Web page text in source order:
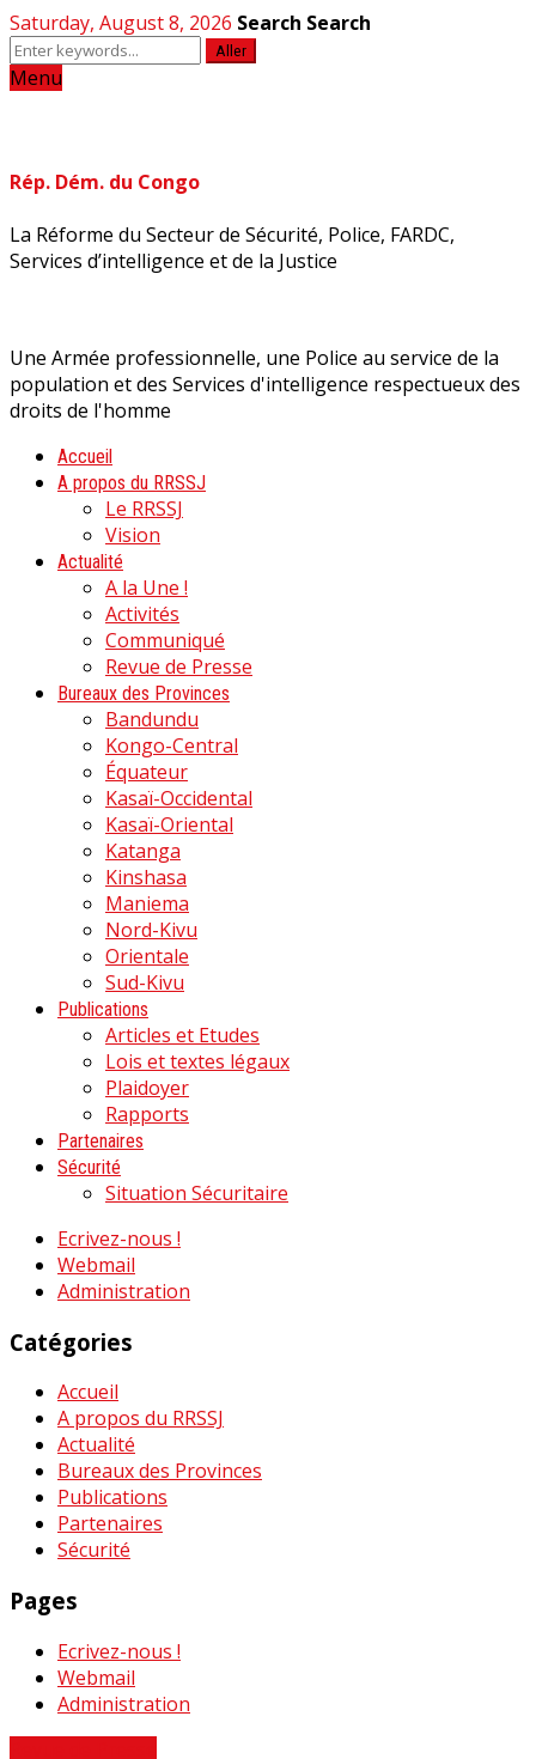
Saturday, August 8, 2026 Search Search
Aller
Menu
Rép. Dém. du Congo
La Réforme du Secteur de Sécurité, Police, FARDC,
Services d’intelligence et de la Justice
Une Armée professionnelle, une Police au service de la
population et des Services d'intelligence respectueux des
droits de l'homme
Accueil
A propos du RRSSJ
Le RRSSJ
Vision
Actualité
A la Une !
Activités
Communiqué
Revue de Presse
Bureaux des Provinces
Bandundu
Kongo-Central
Équateur
Kasaï-Occidental
Kasaï-Oriental
Katanga
Kinshasa
Maniema
Nord-Kivu
Orientale
Sud-Kivu
Publications
Articles et Etudes
Lois et textes légaux
Plaidoyer
Rapports
Partenaires
Sécurité
Situation Sécuritaire
Ecrivez-nous !
Webmail
Administration
Catégories
Accueil
A propos du RRSSJ
Actualité
Bureaux des Provinces
Publications
Partenaires
Sécurité
Pages
Ecrivez-nous !
Webmail
Administration